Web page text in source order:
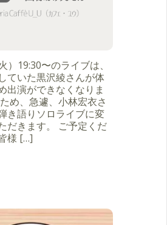
）19:30〜のライブは、
ていた黒沢綾さんが体
出演ができなくなりま
め、急遽、小林宏衣さ
き語りソロライブに変
だきます。 ご予定くだ
様 […]